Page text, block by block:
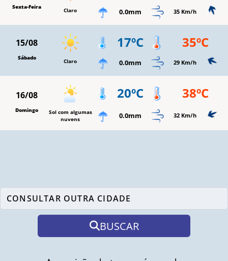
Sexta-Feira Claro 0.0mm 35 Km/h
15/08
Sábado Claro
17ºC 35ºC
0.0mm 29 Km/h
16/08
Domingo
Sol com algumas
nuvens
20ºC 38ºC
0.0mm 32 Km/h
BUSCAR